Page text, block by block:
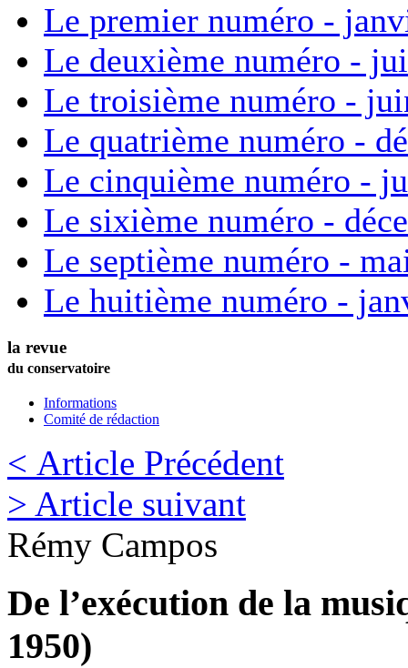
Le premier numéro -
Le deuxième numéro -
Le troisième numéro -
Le quatrième numéro -
Le cinquième numéro -
Le sixième numéro -
Le septième numéro -
Le huitième numéro -
la revue
du conservatoire
Informations
Comité de rédaction
< Article Précédent
> Article suivant
Rémy Campos
De l’exécution de la
1950)